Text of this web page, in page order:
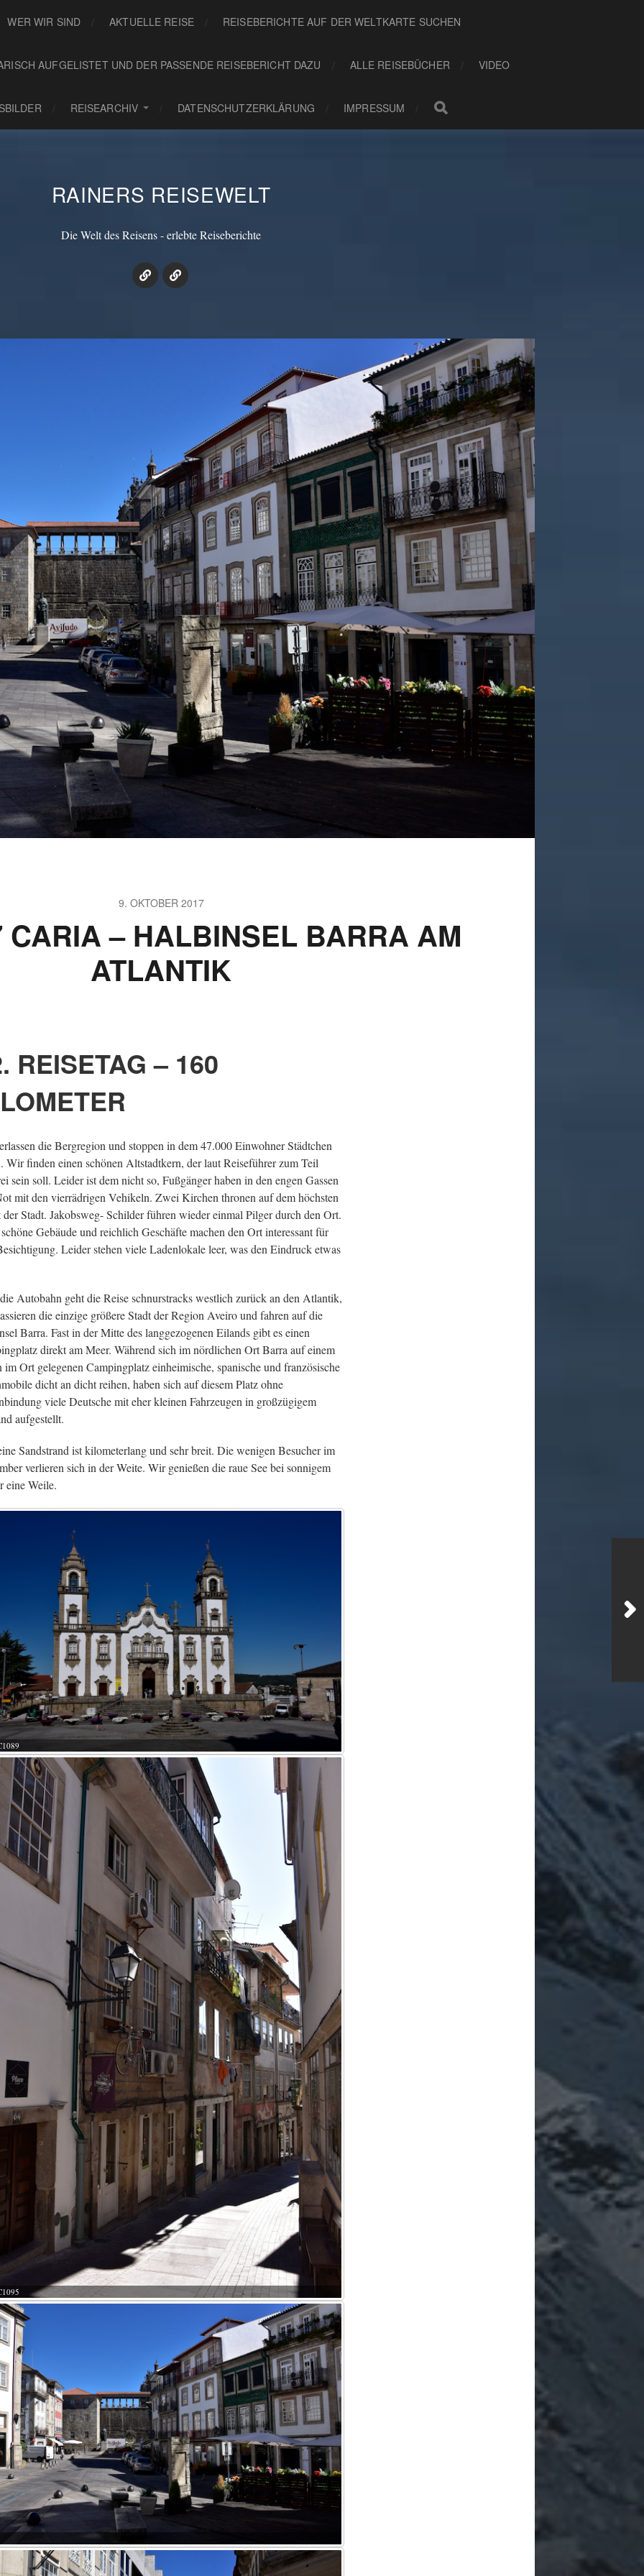
WER WIR SIND AKTUELLE REISE REISEBERICHTE AUF DER WELTKARTE SUCHEN
AUFGELISTET UND DER PASSENDE REISEBERICHT DAZU ALLE REISEBÜCHER VIDEO
REISEARCHIV DATENSCHUTZERKLÄRUNG IMPRESSUM
RAINERS REISEWELT
Die Welt des Reisens - erlebte Reiseberichte
9. OKTOBER 2017
CARIA – HALBINSEL BARRA AM
ATLANTIK
REISETAG – 160
die Bergregion und stoppen in dem 47.000 Einwohner Städtchen
Wir finden einen schönen Altstadtkern, der laut Reiseführer zum Teil
sein soll. Leider ist dem nicht so, Fußgänger haben in den engen Gassen
mit den vierrädrigen Vehikeln. Zwei Kirchen thronen auf dem höchsten
der Stadt. Jakobsweg- Schilder führen wieder einmal Pilger durch den Ort.
Gebäude und reichlich Geschäfte machen den Ort interessant für
Leider stehen viele Ladenlokale leer, was den Eindruck etwas
Autobahn geht die Reise schnurstracks westlich zurück an den Atlantik,
die einzige größere Stadt der Region Aveiro und fahren auf die
Barra. Fast in der Mitte des langgezogenen Eilands gibt es einen
direkt am Meer. Während sich im nördlichen Ort Barra auf einem
im Ort gelegenen Campingplatz einheimische, spanische und französische
dicht an dicht reihen, haben sich auf diesem Platz ohne
viele Deutsche mit eher kleinen Fahrzeugen in großzügigem
aufgestellt.
Sandstrand ist kilometerlang und sehr breit. Die wenigen Besucher im
verlieren sich in der Weite. Wir genießen die raue See bei sonnigem
eine Weile.